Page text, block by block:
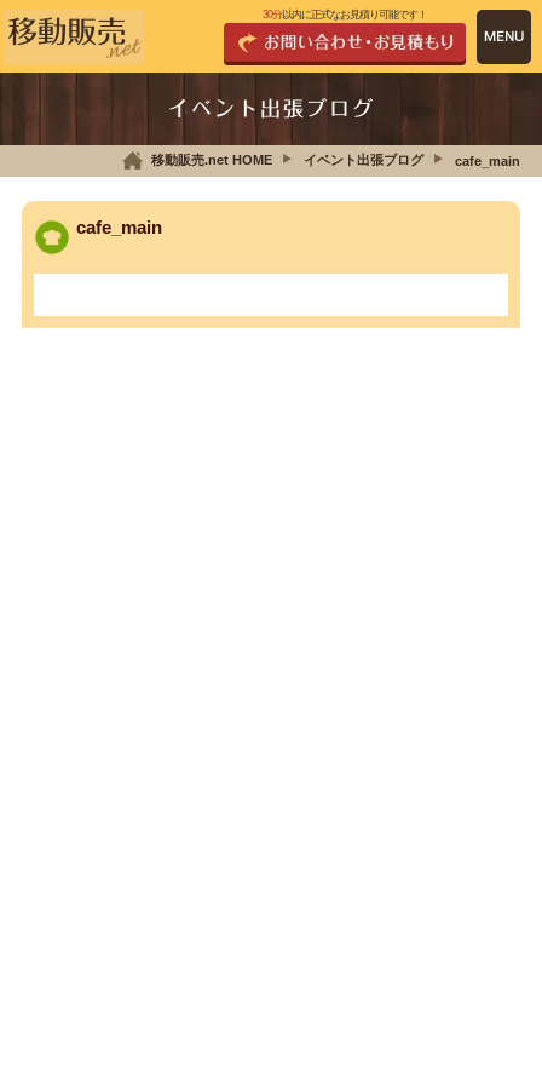
30分以内に正式なお見積り可能です！
イベント出張ブログ
移動販売.net HOME イベント出張ブログ cafe_main
cafe_main